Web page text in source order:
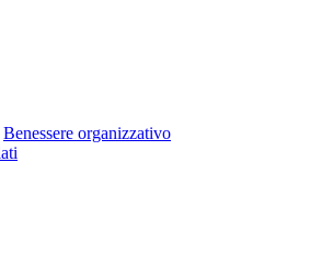
Benessere organizzativo